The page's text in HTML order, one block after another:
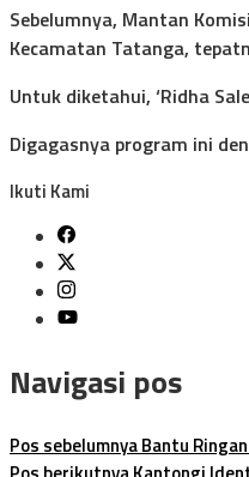
Sebelumnya, Mantan
Kecamatan Tatanga,
Untuk diketahui, ‘Ridha
Digagasnya program ini
Ikuti Kami
Navigasi pos
Pos sebelumnyaBantu